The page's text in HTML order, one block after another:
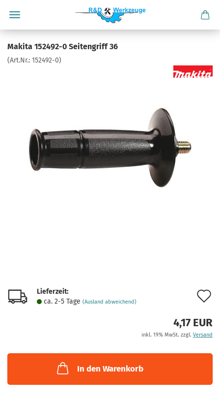
Makita 152492-0 Seitengriff 36
(Art.Nr.: 152492-0)
Lieferzeit:
ca. 2-5 Tage (Ausland abweichend)
4,17 EUR
inkl. 19% MwSt. zzgl. Versand
In den Warenkorb